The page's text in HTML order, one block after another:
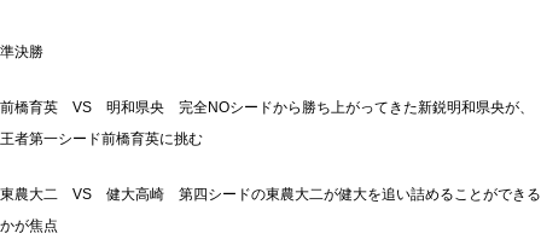
準決勝
前橋育英 VS 明和県央 完全NOシードから勝ち上がってきた新鋭明和県央が、
王者第一シード前橋育英に挑む
東農大二 VS 健大高崎 第四シードの東農大二が健大を追い詰めることができる
かが焦点